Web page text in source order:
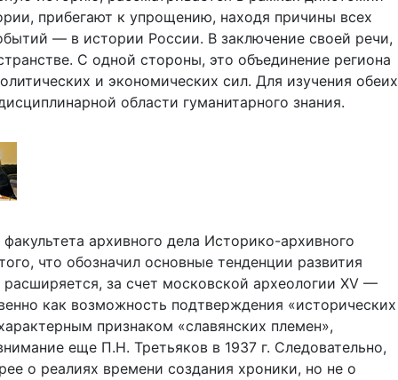
прибегают к упрощению, находя причины всех
— в истории России. В заключение своей речи,
С одной стороны, это объединение региона
и экономических сил. Для изучения обеих
области гуманитарного знания.
архивного дела Историко-архивного
что обозначил основные тенденции развития
за счет московской археологии XV —
как возможность подтверждения «исторических
признаком «славянских племен»,
еще П.Н. Третьяков в 1937 г. Следовательно,
о реалиях времени создания хроники, но не о